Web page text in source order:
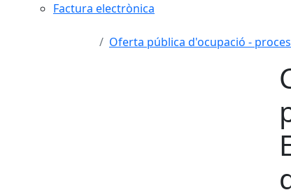
Factura electrònica
Oferta pública d'ocupació -